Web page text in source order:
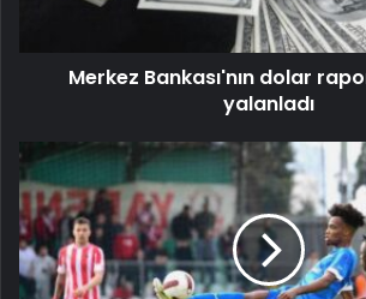
Merkez Bankası'nın dolar
yalanladı